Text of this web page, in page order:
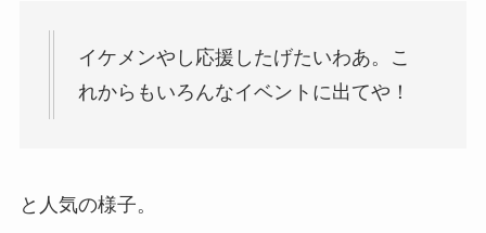
イケメンやし応援したげたいわあ。こ
れからもいろんなイベントに出てや！
と人気の様子。